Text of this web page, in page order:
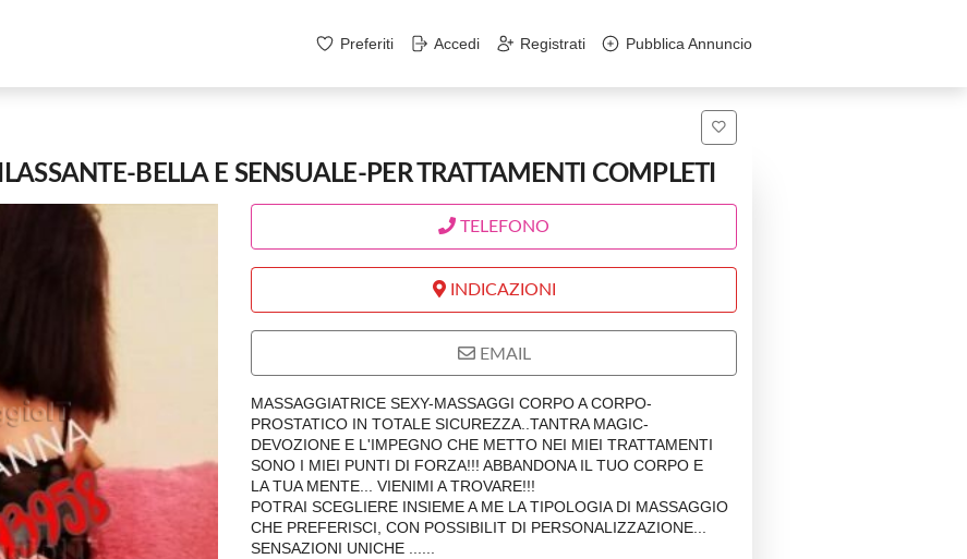
Preferiti Accedi Registrati Pubblica Annuncio
BELLA E SENSUALE-PER TRATTAMENTI COMPLETI
TELEFONO
INDICAZIONI
EMAIL
MASSAGGIATRICE SEXY-MASSAGGI CORPO A CORPO-
PROSTATICO IN TOTALE SICUREZZA..TANTRA MAGIC-
DEVOZIONE E L'IMPEGNO CHE METTO NEI MIEI TRATTAMENTI
SONO I MIEI PUNTI DI FORZA!!! ABBANDONA IL TUO CORPO E
LA TUA MENTE... VIENIMI A TROVARE!!!
POTRAI SCEGLIERE INSIEME A ME LA TIPOLOGIA DI MASSAGGIO
CHE PREFERISCI, CON POSSIBILIT DI PERSONALIZZAZIONE...
SENSAZIONI UNICHE ......